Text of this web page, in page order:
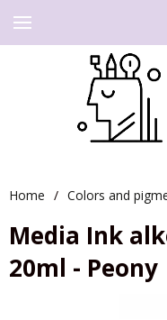
Home / Colors and
Media Ink
20ml - Peony